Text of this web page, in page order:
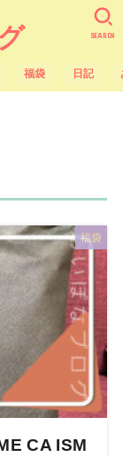
福袋 日記
SEARCH
福袋
CA ISM